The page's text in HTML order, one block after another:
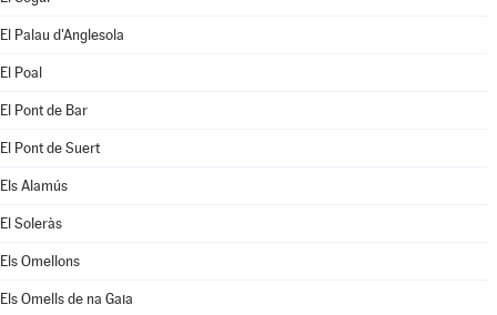
El Palau d'Anglesola
El Poal
El Pont de Bar
El Pont de Suert
Els Alamús
El Soleràs
Els Omellons
Els Omells de na Gaia